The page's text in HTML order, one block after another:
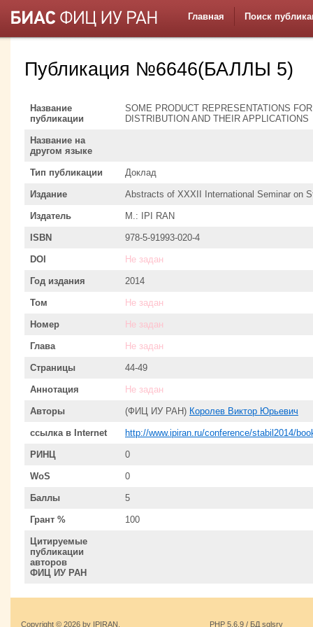
Главная Поиск
Публикация №6646(БАЛЛЫ 5)
Название
публикации
SOME PRODUCT REPRESENTATIONS
DISTRIBUTION AND THEIR APPLICATIONS
Название на
другом языке
Тип публикации Доклад
Издание Abstracts of XXXII International Seminar on
Издатель M.: IPI RAN
ISBN 978-5-91993-020-4
DOI Не задан
Год издания 2014
Том Не задан
Номер Не задан
Глава Не задан
Страницы 44-49
Аннотация Не задан
Авторы (ФИЦ ИУ РАН) Королев Виктор Юрьевич
ссылка в Internet http://www.ipiran.ru/conference/stabil2014/
РИНЦ 0
WoS 0
Баллы 5
Грант % 100
Цитируемые
публикации
авторов
ФИЦ ИУ РАН
Copyright © 2026 by IPIRAN.
PHP 5.6.9 / БД sqlsrv